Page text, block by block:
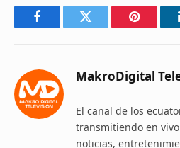
FacebookTwitter Pinterest
MakroDigital
El canal de los
transmitiendo en
noticias,